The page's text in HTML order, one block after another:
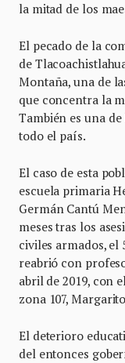
la mitad de los
El pecado de la
de
Montaña, una de
que concentra la
También es una
todo el país.
El caso de esta
escuela primaria
Germán Cantú
meses tras los
civiles armados, el
reabrió con
abril de 2019, con
zona 107,
El deterioro
del entonces